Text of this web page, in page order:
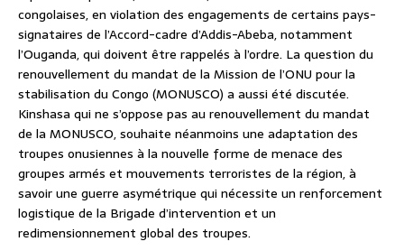
congolaises, en violation des engagements de certains pays-
signataires de l’Accord-cadre d’Addis-Abeba, notamment
l’Ouganda, qui doivent être rappelés à l’ordre. La question du
renouvellement du mandat de la Mission de l’ONU pour la
stabilisation du Congo (MONUSCO) a aussi été discutée.
Kinshasa qui ne s’oppose pas au renouvellement du mandat
de la MONUSCO, souhaite néanmoins une adaptation des
troupes onusiennes à la nouvelle forme de menace des
groupes armés et mouvements terroristes de la région, à
savoir une guerre asymétrique qui nécessite un renforcement
logistique de la Brigade d’intervention et un
redimensionnement global des troupes.